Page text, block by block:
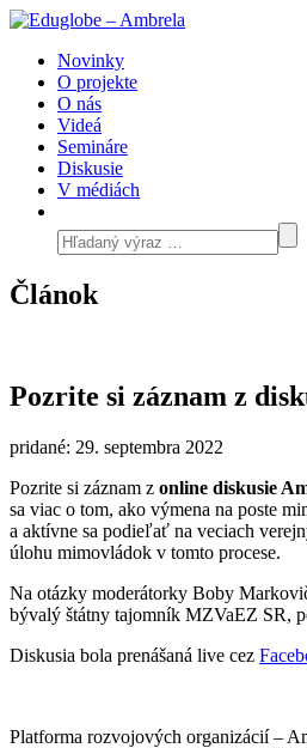
Novinky
O projekte
O nás
Videá
Semináre
Diskusie
V médiách
Článok
Pozrite si záznam z
pridané: 29. septembra 2022
Pozrite si záznam z online diskusie
sa viac o tom, ako výmena na poste
a aktívne sa podieľať na veciach
úlohu mimovládok v tomto procese.
Na otázky moderátorky Boby
bývalý štátny tajomník MZVaEZ SR,
Diskusia bola prenášaná live cez
Platforma rozvojových organizácií –